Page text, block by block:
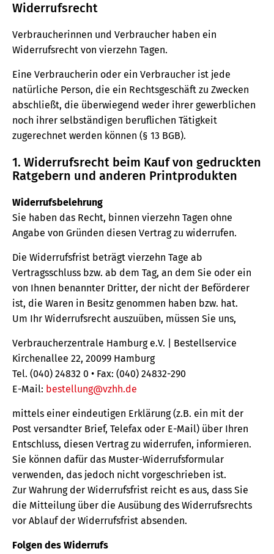
Widerrufsrecht
Verbraucherinnen und Verbraucher haben ein
Widerrufsrecht von vierzehn Tagen.
Eine Verbraucherin oder ein Verbraucher ist jede
natürliche Person, die ein Rechtsgeschäft zu Zwecken
abschließt, die überwiegend weder ihrer gewerblichen
noch ihrer selbständigen beruflichen Tätigkeit
zugerechnet werden können (§ 13 BGB).
1. Widerrufsrecht beim Kauf von gedruckten
Ratgebern und anderen Printprodukten
Widerrufsbelehrung
Sie haben das Recht, binnen vierzehn Tagen ohne
Angabe von Gründen diesen Vertrag zu widerrufen.
Die Widerrufsfrist beträgt vierzehn Tage ab
Vertragsschluss bzw. ab dem Tag, an dem Sie oder ein
von Ihnen benannter Dritter, der nicht der Beförderer
ist, die Waren in Besitz genommen haben bzw. hat.
Um Ihr Widerrufsrecht auszuüben, müssen Sie uns,
Verbraucherzentrale Hamburg e.V. | Bestellservice
Kirchenallee 22, 20099 Hamburg
Tel. (040) 24832 0 • Fax: (040) 24832-290
E-Mail: bestellung@vzhh.de
mittels einer eindeutigen Erklärung (z.B. ein mit der
Post versandter Brief, Telefax oder E-Mail) über Ihren
Entschluss, diesen Vertrag zu widerrufen, informieren.
Sie können dafür das Muster-Widerrufsformular
verwenden, das jedoch nicht vorgeschrieben ist.
Zur Wahrung der Widerrufsfrist reicht es aus, dass Sie
die Mitteilung über die Ausübung des Widerrufsrechts
vor Ablauf der Widerrufsfrist absenden.
Folgen des Widerrufs